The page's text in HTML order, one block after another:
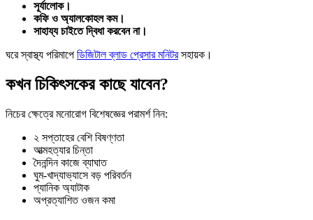
সূর্যালোক।
কফি ও অ্যালকোহল কম।
সাহায্য চাইতে দ্বিধা করবেন না।
ঘরে স্বাস্থ্য পরিমাপে ডিজিটাল ব্লাড প্রেসার মনিটরসহায়ক।
কখন চিকিৎসকের কাছে যাবেন?
নিচের ক্ষেত্রে মনোরোগ বিশেষজ্ঞের পরামর্শ নিন:
২ সপ্তাহের বেশি বিষণ্ণতা
আত্মহত্যার চিন্তা
দৈনন্দিন কাজে ব্যাঘাত
ঘুম-খাদ্যাভ্যাসে বড় পরিবর্তন
প্যানিক অ্যাটাক
অপ্রত্যাশিত ওজন কমা